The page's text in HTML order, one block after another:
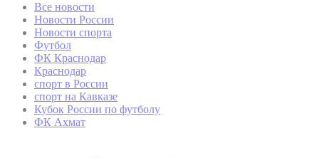
Все новости
Новости России
Новости спорта
Футбол
ФК Краснодар
Краснодар
спорт в России
спорт на Кавказе
Кубок России по футболу
ФК Ахмат